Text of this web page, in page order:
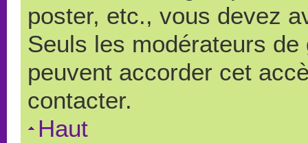
poster, etc., vous devez
Seuls les modérateurs
peuvent accorder cet
contacter.
Haut